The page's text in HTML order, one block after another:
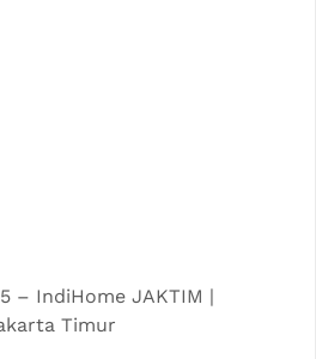
– IndiHome JAKTIM |
Timur